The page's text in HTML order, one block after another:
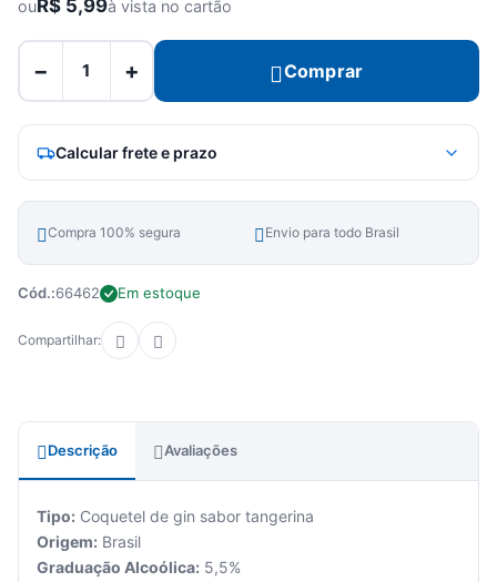
ouR$ 5,99à vista no cartão
− + Comprar
Calcular frete e prazo
Compra 100% segura Envio para todo Brasil
Cód.:66462 Em estoque
Compartilhar:
Descrição Avaliações
Tipo: Coquetel de gin sabor tangerina
Origem: Brasil
Graduação Alcoólica: 5,5%